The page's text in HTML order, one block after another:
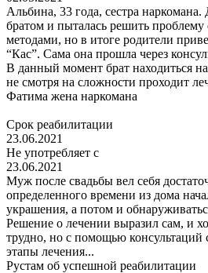
Альбина, 33 года, сестра
братом и пыталась решить
методами, но в итоге родители
“Кас”. Сама она прошла через
В данный момент брат находиться
не смотря на сложности проходит
Фатима жена наркомана
Срок реабилитации
23.06.2021
Не употребляет с
23.06.2021
Муж после свадьбы вел себя
определенного времени из дома
украшения, а потом и
Решение о лечении выразил сам, и
трудно, но с помощью консультаций
этапы лечения...
Рустам об успешной реабилитации